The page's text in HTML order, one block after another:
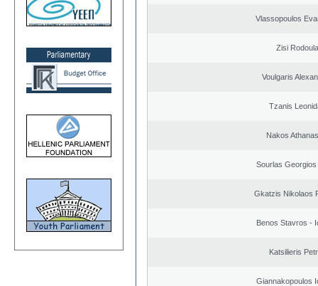
Vlassopoulos
Zisi Rodoula
Voulgaris
Tzanis
Nakos
Sourlas Georgios
Gkatzis Nikolaos
Benos Stavros -
Katsilieris
Giannakopoulos